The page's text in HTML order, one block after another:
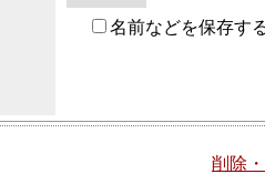
名前などを保存す
削除